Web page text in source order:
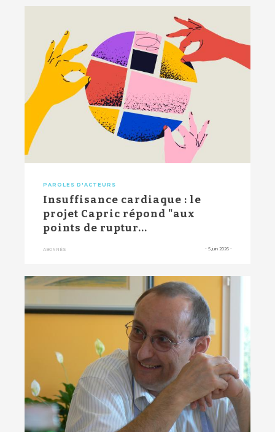
PAROLES D'ACTEURS
Insuffisance cardiaque : le
projet Capric répond "aux
points de ruptur...
ABONNÉS - 5 juin 2026 -